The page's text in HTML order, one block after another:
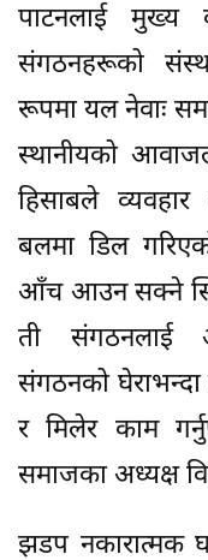
पाटनलाई मुख्य
संगठनहरूको
रूपमा यल नेवाः
स्थानीयको
हिसाबले व्यवहार
बलमा डिल
आँच आउन सक्ने
ती संगठनलाई
संगठनको घेराभन्दा
र मिलेर काम
समाजका अध्यक्ष
झडप नकारात्मक